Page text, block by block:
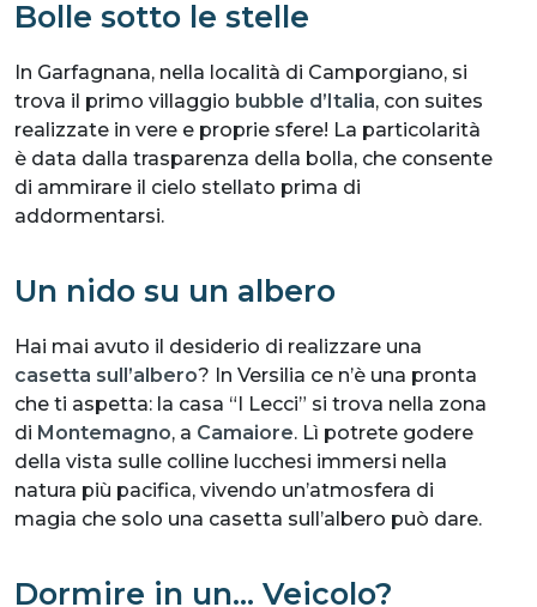
Bolle sotto le stelle
In Garfagnana, nella località di Camporgiano, si
trova il primo villaggio bubble d’Italia, con suites
realizzate in vere e proprie sfere! La particolarità
è data dalla trasparenza della bolla, che consente
di ammirare il cielo stellato prima di
addormentarsi.
Un nido su un albero
Hai mai avuto il desiderio di realizzare una
casetta sull’albero? In Versilia ce n’è una pronta
che ti aspetta: la casa “I Lecci” si trova nella zona
di Montemagno, a Camaiore. Lì potrete godere
della vista sulle colline lucchesi immersi nella
natura più pacifica, vivendo un’atmosfera di
magia che solo una casetta sull’albero può dare.
Dormire in un… Veicolo?